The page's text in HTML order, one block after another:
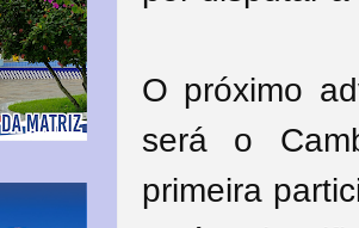
O próximo
será o
primeira